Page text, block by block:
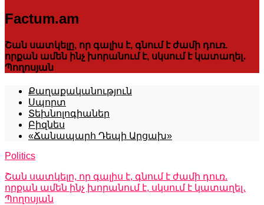
Factum.am
Շան սատկելը, որ գալիս է, գնում է ժամի դուռ.
որքան ամեն ինչ խորանում է, սկսում է կատաղել․
Պողոսյան
Քաղաքականություն
Սպորտ
Տեխնոլոգիաներ
Բիզնես
«Ճանապարհ Դեպի Արցախ»
Politics
Շան սատկելը, որ գալիս է, գնում է ժամի դուռ.
որքան ամեն ինչ խորանում է, սկսում է կատաղել․
Պողոսյան